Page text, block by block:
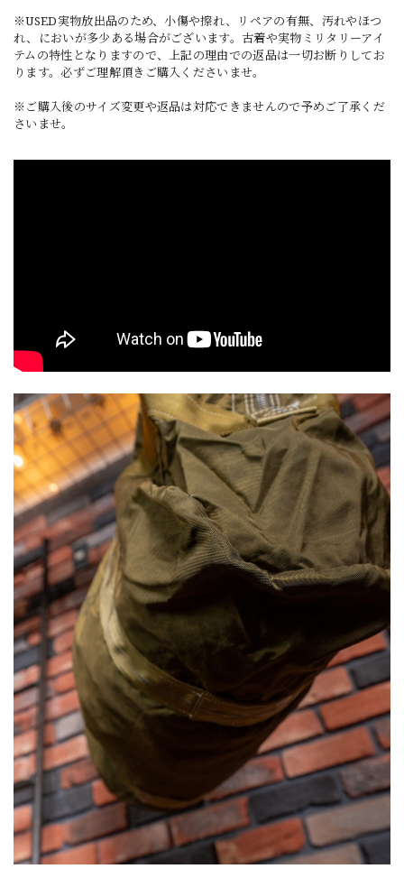
※USED実物放出品のため、小傷や擦れ、リペアの有無、汚れやほつ
れ、においが多少ある場合がございます。古着や実物ミリタリーアイ
テムの特性となりますので、上記の理由での返品は一切お断りしてお
ります。必ずご理解頂きご購入くださいませ。
※ご購入後のサイズ変更や返品は対応できませんので予めご了承くだ
さいませ。